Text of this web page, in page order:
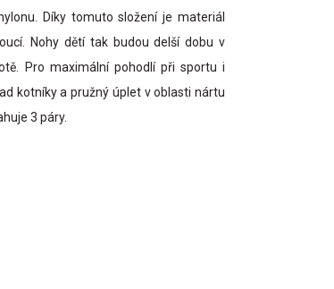
Díky tomuto složení je materiál
Nohy dětí tak budou delší dobu v
Pro maximální pohodlí při sportu i
kotníky a pružný úplet v oblasti nártu
3 páry.